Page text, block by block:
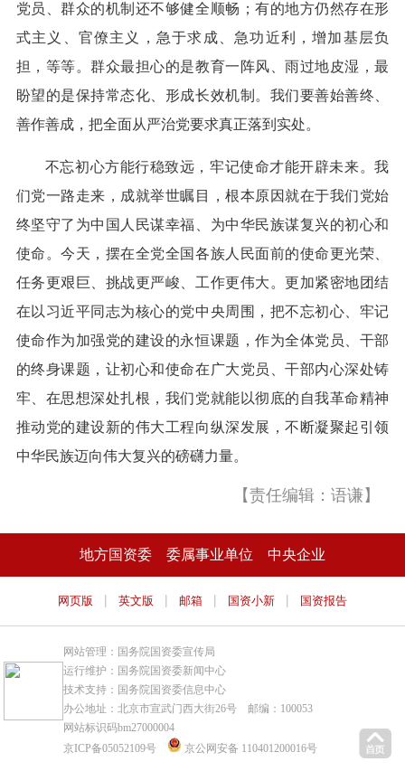
党员、群众的机制还不够健全顺畅；有的地方仍然存在形
式主义、官僚主义，急于求成、急功近利，增加基层负
担，等等。群众最担心的是教育一阵风、雨过地皮湿，最
盼望的是保持常态化、形成长效机制。我们要善始善终、
善作善成，把全面从严治党要求真正落到实处。
不忘初心方能行稳致远，牢记使命才能开辟未来。我
们党一路走来，成就举世瞩目，根本原因就在于我们党始
终坚守了为中国人民谋幸福、为中华民族谋复兴的初心和
使命。今天，摆在全党全国各族人民面前的使命更光荣、
任务更艰巨、挑战更严峻、工作更伟大。更加紧密地团结
在以习近平同志为核心的党中央周围，把不忘初心、牢记
使命作为加强党的建设的永恒课题，作为全体党员、干部
的终身课题，让初心和使命在广大党员、干部内心深处铸
牢、在思想深处扎根，我们党就能以彻底的自我革命精神
推动党的建设新的伟大工程向纵深发展，不断凝聚起引领
中华民族迈向伟大复兴的磅礴力量。
【责任编辑：语谦】
地方国资委 委属事业单位 中央企业
网页版 | 英文版 | 邮箱 | 国资小新 | 国资报告
网站管理：国务院国资委宣传局
运行维护：国务院国资委新闻中心
技术支持：国务院国资委信息中心
办公地址：北京市宣武门西大街26号 邮编：100053
网站标识码bm27000004
京ICP备05052109号
京公网安备 110401200016号